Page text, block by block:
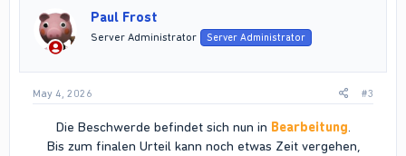
o
n
s
Paul Frost
Server Administrator Server Administrator
May 4, 2026 #3
Die Beschwerde befindet sich nun in Bearbeitung.
Bis zum finalen Urteil kann noch etwas Zeit vergehen,